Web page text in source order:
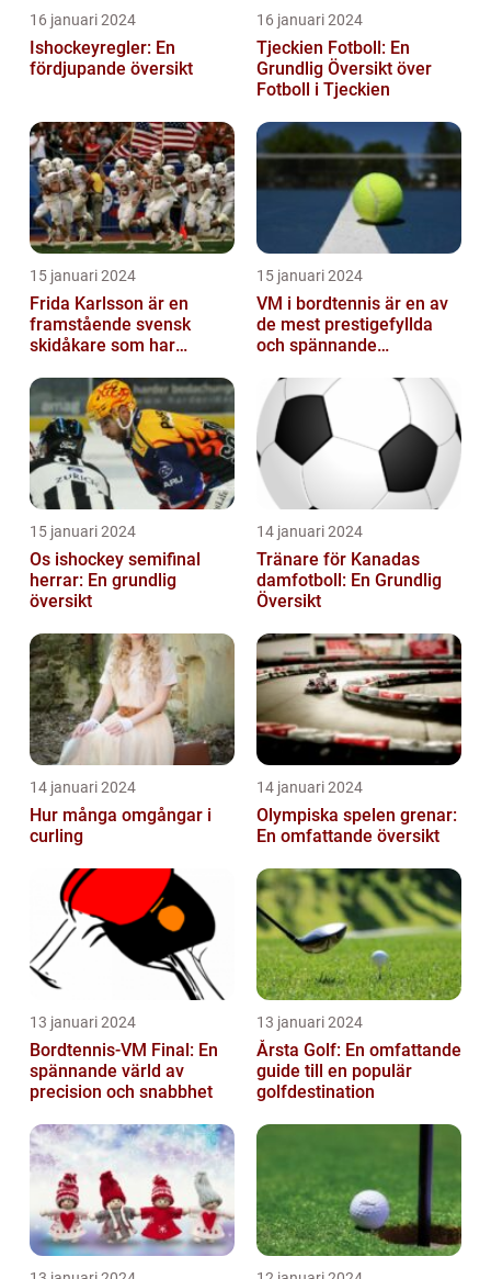
16 januari 2024
Ishockeyregler: En
fördjupande översikt
16 januari 2024
Tjeckien Fotboll: En
Grundlig Översikt över
Fotboll i Tjeckien
15 januari 2024
Frida Karlsson är en
framstående svensk
skidåkare som har
med sin talang och pr...
15 januari 2024
VM i bordtennis är en av
de mest prestigefyllda
och spännande
sporten varje år
15 januari 2024
Os ishockey semifinal
herrar: En grundlig
översikt
14 januari 2024
Tränare för Kanadas
damfotboll: En Grundlig
Översikt
14 januari 2024
Hur många omgångar i
curling
14 januari 2024
Olympiska spelen grenar:
En omfattande översikt
13 januari 2024
Bordtennis-VM Final: En
spännande värld av
precision och snabbhet
13 januari 2024
Årsta Golf: En omfattande
guide till en populär
golfdestination